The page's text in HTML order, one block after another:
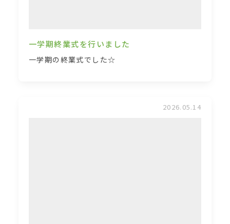
一学期終業式を行いました
一学期の終業式でした☆
2026.05.14